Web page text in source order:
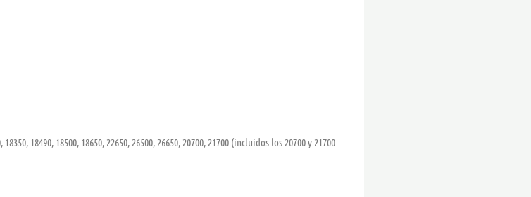
18490, 18500, 18650, 22650, 26500, 26650, 20700, 21700 (incluidos los 20700 y 21700